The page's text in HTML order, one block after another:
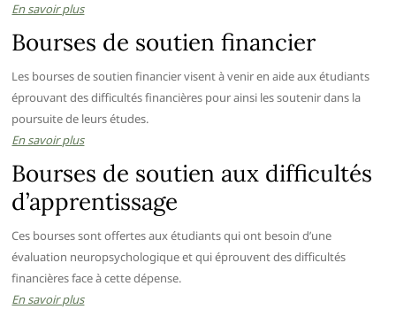
En savoir plus
Bourses de soutien financier
Les bourses de soutien financier visent à venir en aide aux étudiants
éprouvant des difficultés financières pour ainsi les soutenir dans la
poursuite de leurs études.
En savoir plus
Bourses de soutien aux difficultés
d’apprentissage
Ces bourses sont offertes aux étudiants qui ont besoin d’une
évaluation neuropsychologique et qui éprouvent des difficultés
financières face à cette dépense.
En savoir plus